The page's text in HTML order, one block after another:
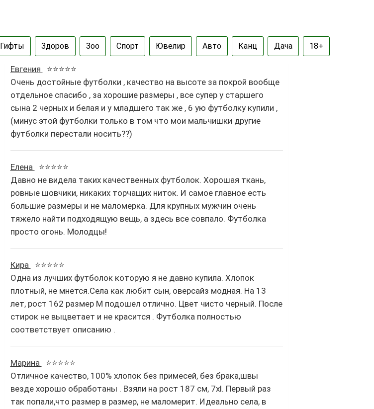
Гифты Здоров Зоо Спорт Ювелир Авто Канц Дача 18+
Евгения
⭐⭐⭐⭐⭐
Очень достойные футболки , качество на высоте за покрой вообще
отдельное спасибо , за хорошие размеры , все супер у старшего
сына 2 черных и белая и у младшего так же , 6 ую футболку купили ,
(минус этой футболки только в том что мои мальчишки другие
футболки перестали носить??)
Елена
⭐⭐⭐⭐⭐
Давно не видела таких качественных футболок. Хорошая ткань,
ровные шовчики, никаких торчащих ниток. И самое главное есть
большие размеры и не маломерка. Для крупных мужчин очень
тяжело найти подходящую вещь, а здесь все совпало. Футболка
просто огонь. Молодцы!
Кира
⭐⭐⭐⭐⭐
Одна из лучших футболок которую я не давно купила. Хлопок
плотный, не мнется.Села как любит сын, оверсайз модная. На 13
лет, рост 162 размер М подошел отлично. Цвет чисто черный. После
стирок не выцветает и не красится . Футболка полностью
соответствует описанию .
Марина
⭐⭐⭐⭐⭐
Отличное качество, 100% хлопок без примесей, без брака,швы
везде хорошо обработаны . Взяли на рост 187 см, 7xl. Первый раз
так попали,что размер в размер, не маломерит. Идеально села, в